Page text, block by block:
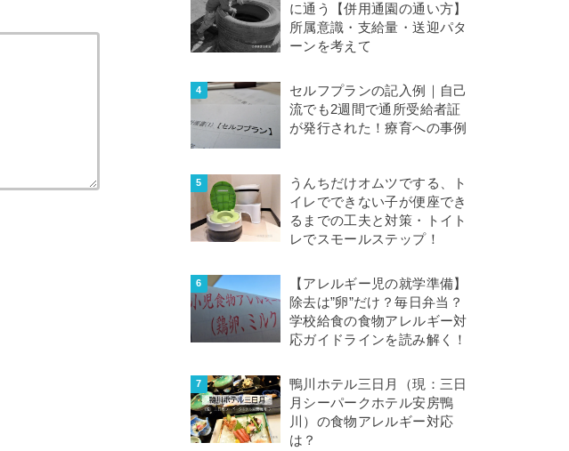
に通う【併用通園の通い方】
所属意識・支給量・送迎パタ
ーンを考えて
セルフプランの記入例｜自己
流でも2週間で通所受給者証
が発行された！療育への事例
うんちだけオムツでする、ト
イレでできない子が便座でき
るまでの工夫と対策・トイト
レでスモールステップ！
【アレルギー児の就学準備】
除去は”卵”だけ？毎日弁当？
学校給食の食物アレルギー対
応ガイドラインを読み解く！
鴨川ホテル三日月（現：三日
月シーパークホテル安房鴨
川）の食物アレルギー対応
は？